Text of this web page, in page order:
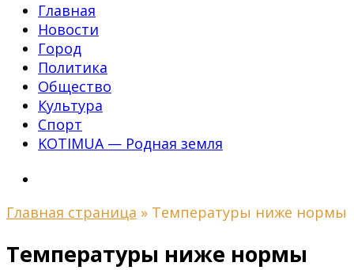
Главная
Новости
Город
Политика
Общество
Культура
Спорт
KOTIMUA — Родная земля
Главная страница » Температуры ниже нормы
Температуры ниже нормы